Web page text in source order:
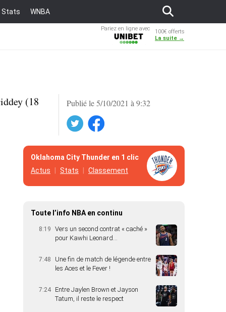
Stats WNBA
Pariez en ligne avec
100€ offerts
La suite →
Publié le 5/10/2021 à 9:32
Facebook
(18
Oklahoma City Thunder en 1 clic
Actus
Stats Classement
Toute l’info NBA en continu
8:19
Vers un second contrat « caché »
pour Kawhi Leonard…
7:48
Une fin de match de légende entre
les Aces et le Fever !
7:24
Entre Jaylen Brown et Jayson
Tatum, il reste le respect